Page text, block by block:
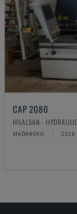
CAP 2080
HILALSAN -
MAĎARSKO 2018